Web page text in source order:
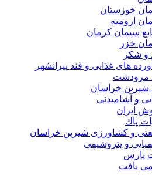
خوزستان
ارومیه
سیمان کرمان
خزر
و شکر
های غذایی و قند پیرانشهر
مرودشت
شیرین خراسان
و آشاميدنی
ایران
پاك
و کشاورزی شیرین خراسان
و پتروشیمی
پارس
بافت